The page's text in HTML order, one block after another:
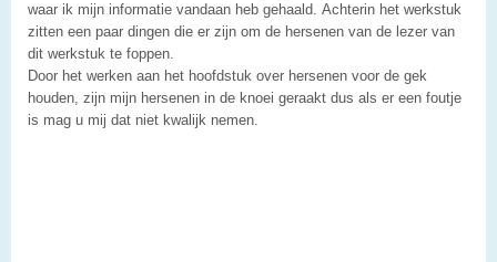
waar ik mijn informatie vandaan heb gehaald. Achterin het werkstuk
zitten een paar dingen die er zijn om de hersenen van de lezer van
dit werkstuk te foppen.
Door het werken aan het hoofdstuk over hersenen voor de gek
houden, zijn mijn hersenen in de knoei geraakt dus als er een foutje
is mag u mij dat niet kwalijk nemen.